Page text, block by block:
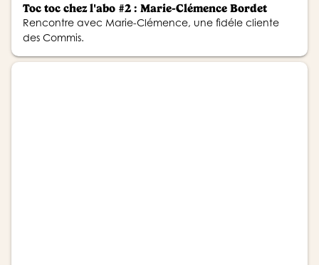
Toc toc chez l'abo #2 : Marie-Clémence Bordet
Rencontre avec Marie-Clémence, une fidéle cliente
des Commis.